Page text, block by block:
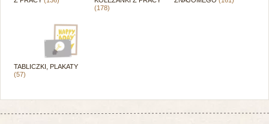
(178)
TABLICZKI, PLAKATY
(57)